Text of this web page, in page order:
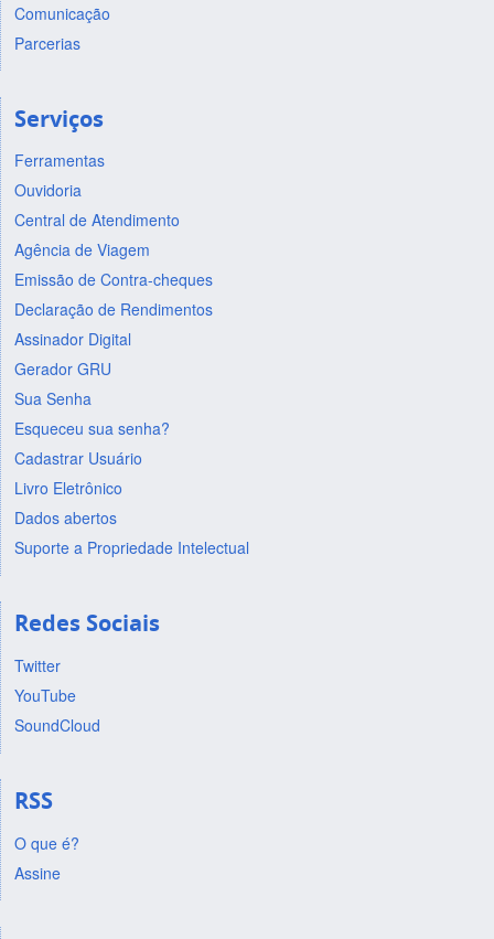
Comunicação
Parcerias
Serviços
Ferramentas
Ouvidoria
Central de Atendimento
Agência de Viagem
Emissão de Contra-cheques
Declaração de Rendimentos
Assinador Digital
Gerador GRU
Sua Senha
Esqueceu sua senha?
Cadastrar Usuário
Livro Eletrônico
Dados abertos
Suporte a Propriedade Intelectual
Redes Sociais
Twitter
YouTube
SoundCloud
RSS
O que é?
Assine